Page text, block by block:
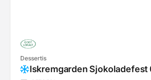
Dessertis
Iskremgarden Sjokoladefest